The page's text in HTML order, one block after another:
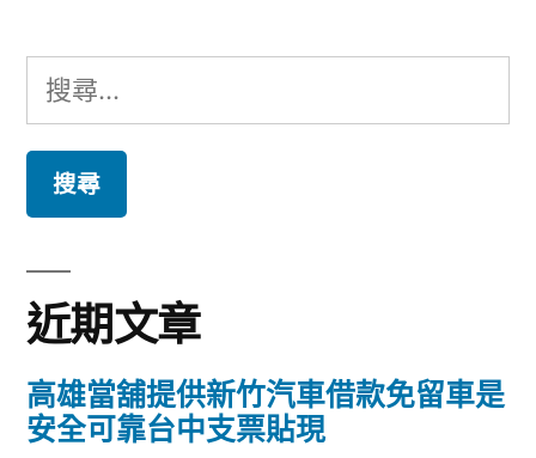
搜
尋
鍵
字:
近期文章
高雄當舖提供新竹汽車借款免留車是
安全可靠台中支票貼現